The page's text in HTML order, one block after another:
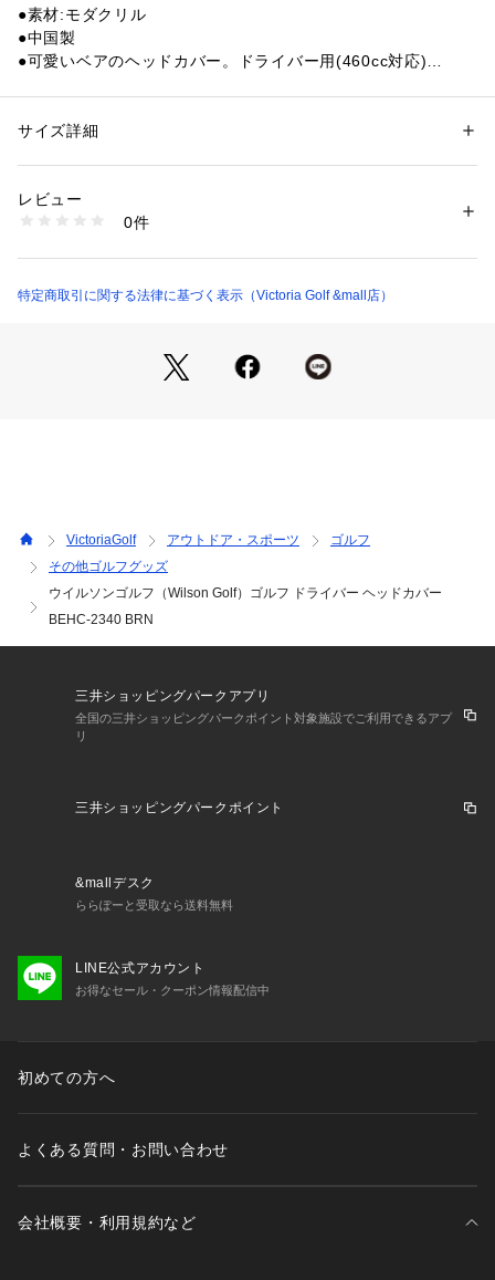
●素材:モダクリル
●中国製
●可愛いベアのヘッドカバー。ドライバー用(460cc対応)
※一部商品において弊社カラー表記がメーカーカラー表記と異
商品の色味が若干異なる場合があります。
※掲載の価格・製品のパッケージ・デザイン・仕様について、
ゴルフ ビクトリアゴルフ Victoria Golf ゴルフ小物 アクセサリ
性別：レディース
商品番号：
10869413501 （ショップ）
サイズ詳細
レビュー
0件
特定商取引に関する法律に基づく表示（Victoria Golf &mall店）
VictoriaGolf アウトドア・スポーツ
ゴルフ
その他ゴルフグッズ
ウイルソンゴルフ（Wilson Golf）ゴルフ ドライバー ヘッドカバー
BEHC-2340 BRN
三井ショッピングパークアプリ
全国の三井ショッピングパークポイント対象施設でご利用できるアプ
リ
三井ショッピングパークポイント
&mallデスク
ららぽーと受取なら送料無料
LINE公式アカウント
お得なセール・クーポン情報配信中
初めての方へ
よくある質問・お問い合わせ
会社概要・利用規約など